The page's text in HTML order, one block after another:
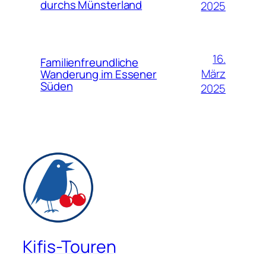
durchs Münsterland
2025
Familienfreundliche
Wanderung im Essener
Süden
16.
März
2025
Kifis-Touren